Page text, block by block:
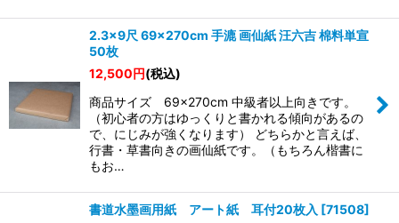
2.3×9尺 69×270cm 手漉 画仙紙 汪六吉 棉料単宣
50枚
12,500円(税込)
商品サイズ 69×270cm 中級者以上向きです。
（初心者の方はゆっくりと書かれる傾向があるの
で、にじみが強くなります） どちらかと言えば、
行書・草書向きの画仙紙です。（もちろん楷書に
もお…
書道水墨画用紙 アート紙 耳付20枚入 [71508]